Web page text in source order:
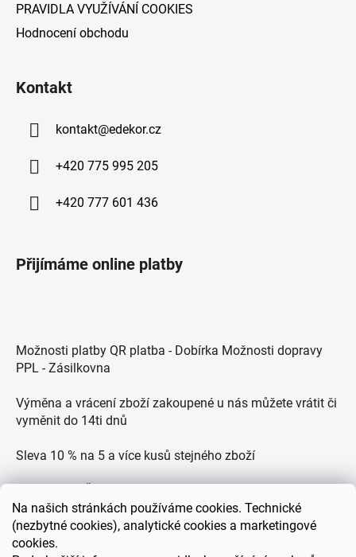
Na našich stránkách používáme cookies. Technické
(nezbytné cookies), analytické cookies a marketingové
cookies.
PRAVIDLA VYUŽÍVÁNÍ COOKIES
Hodnocení obchodu
Kontakt
kontakt@edekor.cz
+420 775 995 205
+420 777 601 436
Přijímáme online platby
Možnosti platby QR platba - Dobírka Možnosti dopravy
PPL - Zásilkovna
Výměna a vrácení zboží zakoupené u nás můžete vrátit či
vyměnit do 14ti dnů
Sleva 10 % na 5 a více kusů stejného zboží
Zákaznická podpora každý všední den od 9.00 do 18.00
hodin